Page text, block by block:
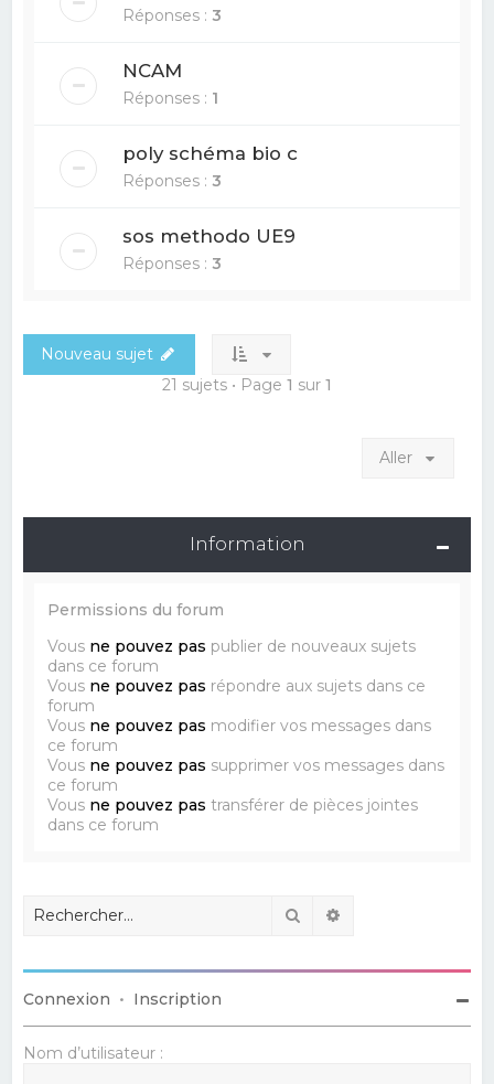
Réponses :3
NCAM
Réponses : 1
poly schéma bio c
Réponses :3
sos methodo UE9
Réponses :3
Nouveau sujet
21 sujets • Page 1 sur 1
Aller
Information
Permissions du forum
Vous ne pouvez pas publier de nouveaux sujets
dans ce forum
Vous ne pouvez pas répondre aux sujets dans ce
forum
Vous ne pouvez pas modifier vos messages dans
ce forum
Vous ne pouvez pas supprimer vos messages dans
ce forum
Vous ne pouvez pas transférer de pièces jointes
dans ce forum
Rechercher
Connexion • Inscription
Nom d’utilisateur :